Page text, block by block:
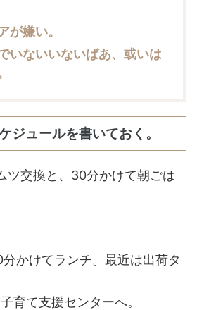
が嫌い。
いないいないばあ、或いは
ジュールを書いておく。
交換と、30分かけて朝ごは
かけてランチ。最近は出荷タ
育て支援センターへ。